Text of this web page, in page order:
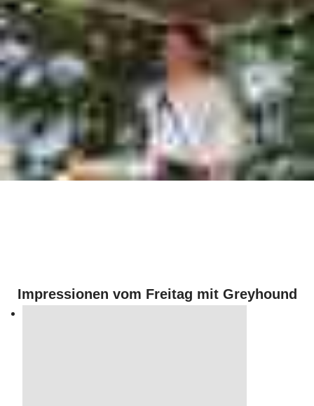
Impressionen vom Freitag mit Greyhound